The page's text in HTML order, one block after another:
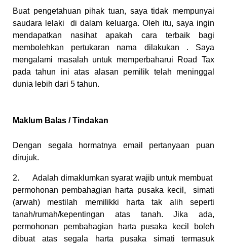
Buat pengetahuan pihak tuan, saya tidak mempunyai
saudara lelaki di dalam keluarga. Oleh itu, saya ingin
mendapatkan nasihat apakah cara terbaik bagi
membolehkan pertukaran nama dilakukan . Saya
mengalami masalah untuk memperbaharui Road Tax
pada tahun ini atas alasan pemilik telah meninggal
dunia lebih dari 5 tahun.
Maklum Balas / Tindakan
Dengan segala hormatnya email pertanyaan puan
dirujuk.
2. Adalah dimaklumkan syarat wajib untuk membuat
permohonan pembahagian harta pusaka kecil, simati
(arwah) mestilah memilikki harta tak alih seperti
tanah/rumah/kepentingan atas tanah. Jika ada,
permohonan pembahagian harta pusaka kecil boleh
dibuat atas segala harta pusaka simati termasuk